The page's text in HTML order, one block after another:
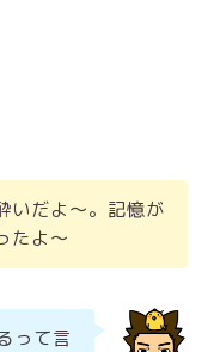
いだよ～。記憶が
たよ～
って言